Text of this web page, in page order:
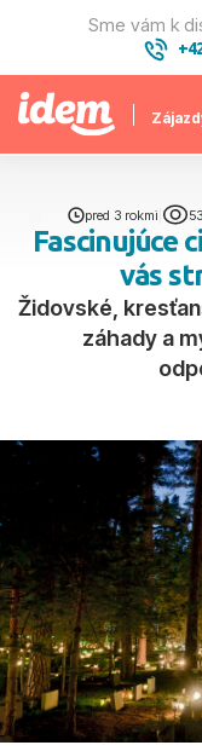
Sme vám k
pred 3 rokmi
Fascinujúce
vás
Židovské,
záhady a